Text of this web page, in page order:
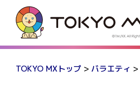
TOKYO MXトップ > バラエティ >